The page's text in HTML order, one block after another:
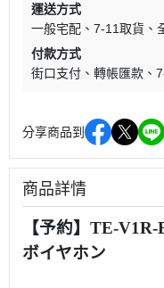
運送方式
一般宅配
7-11取貨
付款方式
街口支付
轉帳匯款
分享商品到
商品詳情
【予約】TE-
ボイヤホン